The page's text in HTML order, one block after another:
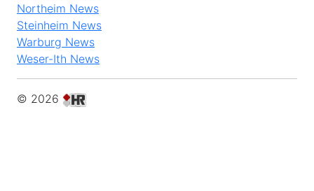
Northeim News
Steinheim News
Warburg News
Weser-Ith News
© 2026